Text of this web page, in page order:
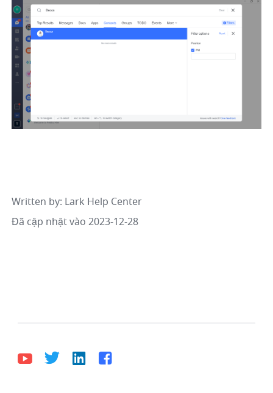
Written by: Lark Help Center
Đã cập nhật vào 2023-12-28